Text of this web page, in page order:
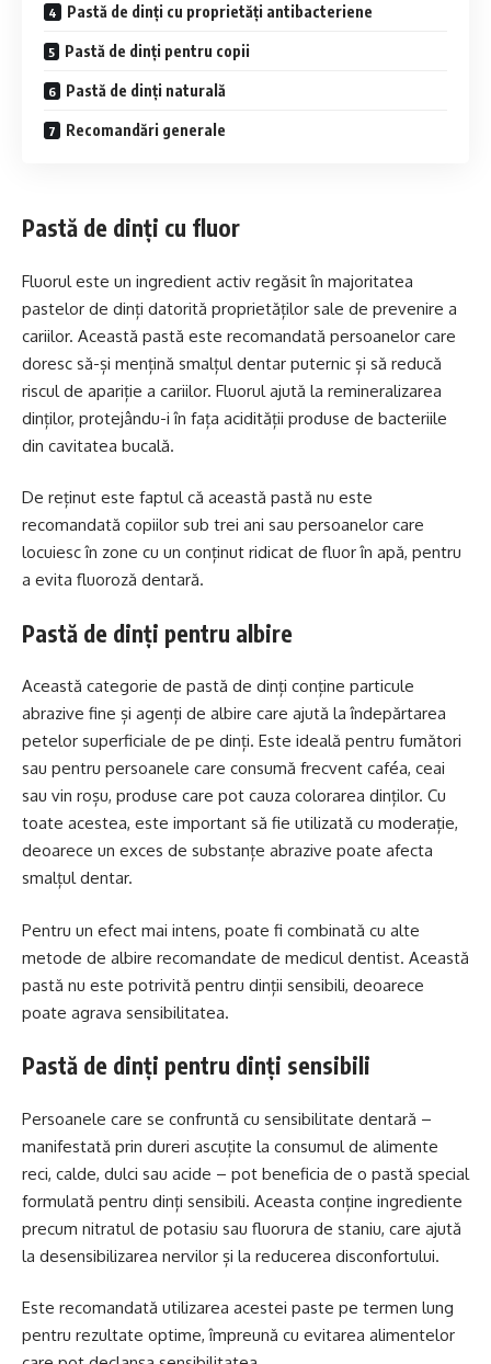
Pastă de dinți cu proprietăți antibacteriene
Pastă de dinți pentru copii
Pastă de dinți naturală
Recomandări generale
Pastă de dinți cu fluor
Fluorul este un ingredient activ regăsit în majoritatea
pastelor de dinți datorită proprietăților sale de prevenire a
cariilor. Această pastă este recomandată persoanelor care
doresc să-și mențină smalțul dentar puternic și să reducă
riscul de apariție a cariilor. Fluorul ajută la remineralizarea
dinților, protejându-i în fața acidității produse de bacteriile
din cavitatea bucală.
De reținut este faptul că această pastă nu este
recomandată copiilor sub trei ani sau persoanelor care
locuiesc în zone cu un conținut ridicat de fluor în apă, pentru
a evita fluoroză dentară.
Pastă de dinți pentru albire
Această categorie de pastă de dinți conține particule
abrazive fine și agenți de albire care ajută la îndepărtarea
petelor superficiale de pe dinți. Este ideală pentru fumători
sau pentru persoanele care consumă frecvent caféa, ceai
sau vin roșu, produse care pot cauza colorarea dinților. Cu
toate acestea, este important să fie utilizată cu moderație,
deoarece un exces de substanțe abrazive poate afecta
smalțul dentar.
Pentru un efect mai intens, poate fi combinată cu alte
metode de albire recomandate de medicul dentist. Această
pastă nu este potrivită pentru dinții sensibili, deoarece
poate agrava sensibilitatea.
Pastă de dinți pentru dinți sensibili
Persoanele care se confruntă cu sensibilitate dentară –
manifestată prin dureri ascuțite la consumul de alimente
reci, calde, dulci sau acide – pot beneficia de o pastă special
formulată pentru dinți sensibili. Aceasta conține ingrediente
precum nitratul de potasiu sau fluorura de staniu, care ajută
la desensibilizarea nervilor și la reducerea disconfortului.
Este recomandată utilizarea acestei paste pe termen lung
pentru rezultate optime, împreună cu evitarea alimentelor